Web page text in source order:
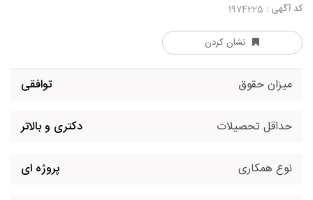
کد آگهی :
نشان کردن
میزان حقوق توافقی
حداقل تحصیلات دکتری و بالاتر
نوع همکاری پروژه ای